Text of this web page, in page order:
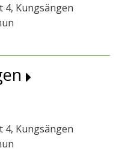
Kungsängen
Kungsängen